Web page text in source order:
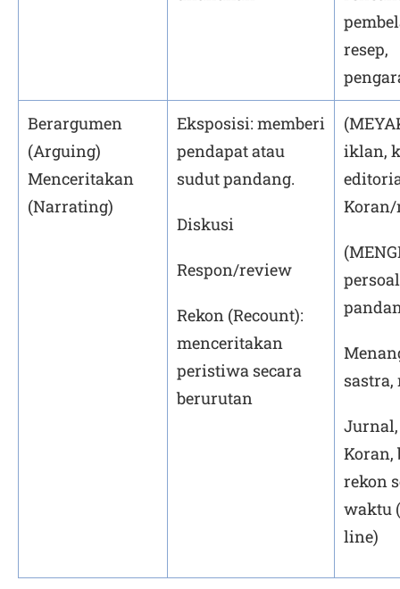
resep,
Berargumen
(Arguing)
Menceritakan
(Narrating)
Eksposisi: memberi
pendapat atau
sudut pandang.
Diskusi
Respon/review
Rekon (Recount):
menceritakan
peristiwa secara
berurutan
iklan,
sastra,
Koran,
rekon
waktu
line)